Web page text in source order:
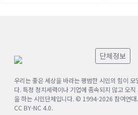
단체정보
우리는 좋은 세상을 바라는 평범한 시민의 힘이 모
다. 특정 정치세력이나 기업에 종속되지 않고 오
을 하는 시민단체입니다. © 1994-2026 참여연
CC BY-NC 4.0.